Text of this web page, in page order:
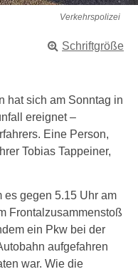
Verkehrspolizei
Schriftgröße
hat sich am Sonntag in
ereignet –
Eine Person,
Tobias Tappeiner,
es gegen 5.15 Uhr am
Frontalzusammenstoß
ein Pkw bei der
aufgefahren
war. Wie die